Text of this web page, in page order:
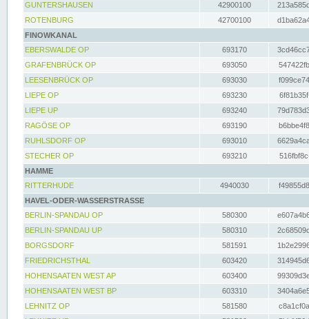
GUNTERSHAUSEN
42900100
ROTENBURG
42700100
FINOWKANAL
EBERSWALDE OP
693170
GRAFENBRÜCK OP
693050
LEESENBRÜCK OP
693030
LIEPE OP
693230
LIEPE UP
693240
RAGÖSE OP
693190
RUHLSDORF OP
693010
STECHER OP
693210
HAMME
RITTERHUDE
4940030
HAVEL-ODER-WASSERSTRASSE
BERLIN-SPANDAU OP
580300
BERLIN-SPANDAU UP
580310
BORGSDORF
581591
FRIEDRICHSTHAL
603420
HOHENSAATEN WEST AP
603400
HOHENSAATEN WEST BP
603310
LEHNITZ OP
581580